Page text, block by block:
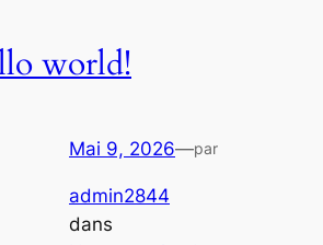
world!
Mai 9, 2026—par
admin2844
dans